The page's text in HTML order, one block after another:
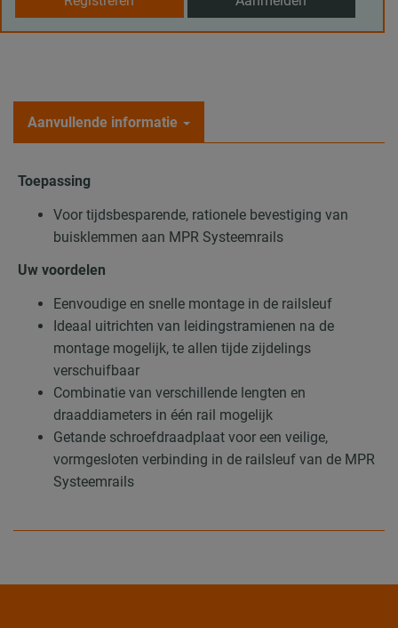
Aanvullende informatie
Toepassing
Voor tijdsbesparende, rationele bevestiging van
buisklemmen aan MPR Systeemrails
Uw voordelen
Eenvoudige en snelle montage in de railsleuf
Ideaal uitrichten van leidingstramienen na de
montage mogelijk, te allen tijde zijdelings
verschuifbaar
Combinatie van verschillende lengten en
draaddiameters in één rail mogelijk
Getande schroefdraadplaat voor een veilige,
vormgesloten verbinding in de railsleuf van de MPR
Systeemrails